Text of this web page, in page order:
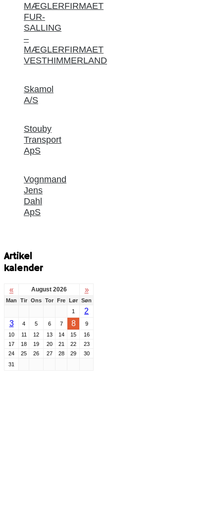
MÆGLERFIRMAET
FUR-
SALLING
–
MÆGLERFIRMAET
VESTHIMMERLAND
Skamol
A/S
Stouby
Transport
ApS
Vognmand
Jens
Dahl
ApS
Artikel
kalender
« August 2026 »
Man Tir Ons Tor Fre Lør Søn
1
2
3
4 5 6 7 8
9
10
11 12 13 14 15
16
17
18 19 20 21 22
23
24
25 26 27 28 29
30
31